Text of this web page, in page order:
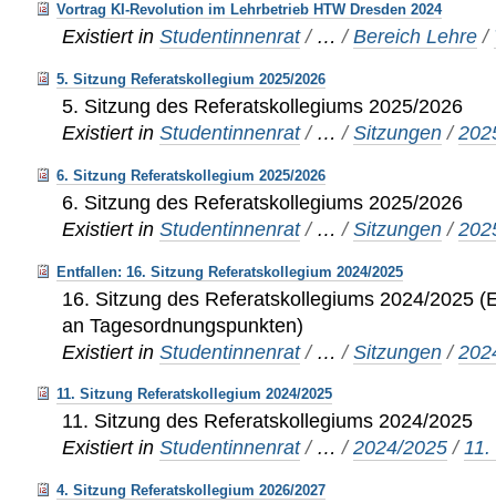
Vortrag KI-Revolution im Lehrbetrieb HTW Dresden 2024
Existiert in Studentinnenrat / …/Bereich Lehre /
5. Sitzung Referatskollegium 2025/2026
5. Sitzung des Referatskollegiums 2025/2026
Existiert in Studentinnenrat / …/Sitzungen /
6. Sitzung Referatskollegium 2025/2026
6. Sitzung des Referatskollegiums 2025/2026
Existiert in Studentinnenrat / …/Sitzungen /
Entfallen: 16. Sitzung Referatskollegium 2024/2025
16. Sitzung des Referatskollegiums 2024/2025
an Tagesordnungspunkten)
Existiert in Studentinnenrat / …/Sitzungen /
11. Sitzung Referatskollegium 2024/2025
11. Sitzung des Referatskollegiums 2024/2025
Existiert in Studentinnenrat / …/2024/2025 /11.
4. Sitzung Referatskollegium 2026/2027